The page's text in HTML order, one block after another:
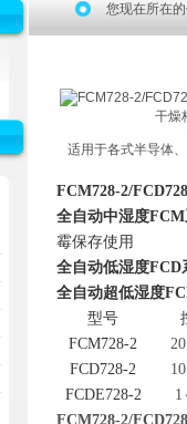
您现在所在的
适用于各式半导体
FCM728-2/
全自动中湿度FCM
霉保存使用
全自动低湿度FCD
全自动超低湿度
型号
FCM728-2
20
FCD728-2 10
FCDE728-2
1
FCM728-2/